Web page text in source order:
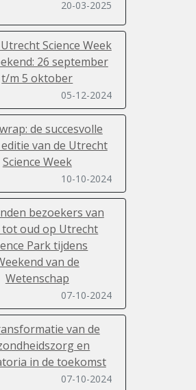
20-03-2025
Science Week
26 september
t/m 5 oktober
05-12-2024
de succesvolle
van de Utrecht
Science Week
10-10-2024
bezoekers van
oud op Utrecht
Park tijdens
van de
Wetenschap
07-10-2024
van de
en
in de toekomst
07-10-2024